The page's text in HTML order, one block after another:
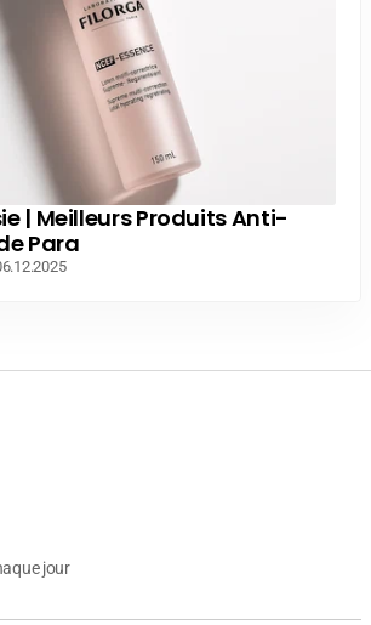
| Meilleurs Produits Anti-
Para
jour